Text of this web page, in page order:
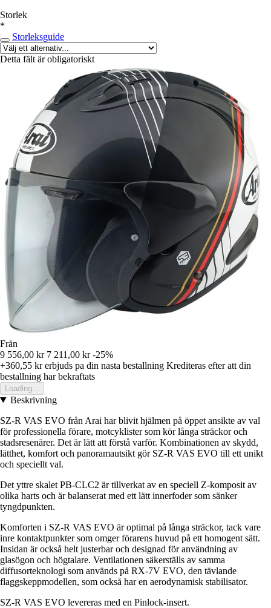
Storlek
*
Storleksguide
Detta fält är obligatoriskt
Från
9 556,00 kr 7 211,00 kr -25%
+360,55 krerbjuds pa din nasta bestallning Krediteras efter att din
bestallning har bekraftats
Loading...
Beskrivning
SZ-R VAS EVO från Arai har blivit hjälmen på öppet ansikte av val
för professionella förare, motcyklister som kör långa sträckor och
stadsresenärer. Det är lätt att förstå varför. Kombinationen av skydd,
lätthet, komfort och panoramautsikt gör SZ-R VAS EVO till ett unikt
och speciellt val.
Det yttre skalet PB-CLC2 är tillverkat av en speciell Z-komposit av
olika harts och är balanserat med ett lätt innerfoder som sänker
tyngdpunkten.
Komforten i SZ-R VAS EVO är optimal på långa sträckor, tack vare
inre kontaktpunkter som omger förarens huvud på ett homogent sätt.
Insidan är också helt justerbar och designad för användning av
glasögon och högtalare. Ventilationen säkerställs av samma
diffusorteknologi som används på RX-7V EVO, den tävlande
flaggskeppmodellen, som också har en aerodynamisk stabilisator.
SZ-R VAS EVO levereras med en Pinlock-insert.